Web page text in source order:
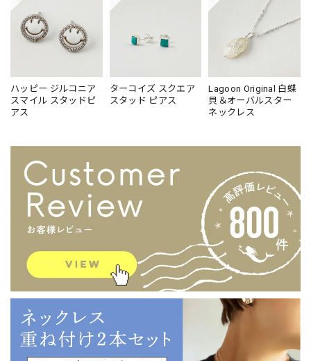
ハッピー ジルコニア
スマイル スタッドピ
アス
ターコイズ スクエア
スタッド ピアス
Lagoon Original 白蝶
貝＆オーバルスター
ネックレス